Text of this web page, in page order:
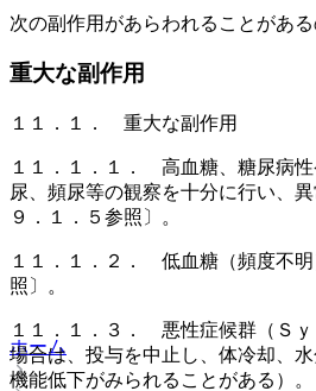
次の副作用があらわれることがあ
重大な副作用
１１．１． 重大な副作用
１１．１．１． 高血糖、糖尿病
尿、頻尿等の観察を十分に行い、
９．１．５参照〕。
１１．１．２． 低血糖（頻度不
照〕。
１１．１．３． 悪性症候群（Ｓ
場合は、投与を中止し、体冷却、
機能低下がみられることがある）。
ホーム